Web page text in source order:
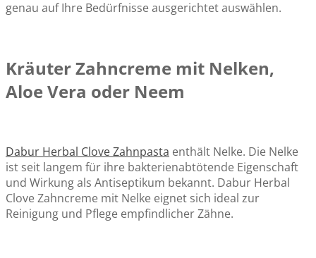
genau auf Ihre Bedürfnisse ausgerichtet auswählen.
Kräuter Zahncreme mit Nelken,
Aloe Vera oder Neem
Dabur Herbal Clove Zahnpasta enthält Nelke. Die Nelke
ist seit langem für ihre bakterienabtötende Eigenschaft
und Wirkung als Antiseptikum bekannt. Dabur Herbal
Clove Zahncreme mit Nelke eignet sich ideal zur
Reinigung und Pflege empfindlicher Zähne.